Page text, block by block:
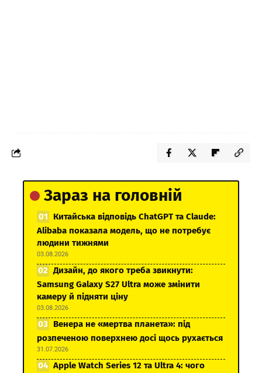
Зараз на головній
Китайська відповідь ChatGPT та Claude:
Alibaba показала модель, що не потребує
людини тижнями
03.08.2026
Дизайн, до якого треба звикнути:
Samsung Galaxy S27 Ultra може змінити
камеру й підняти ціну
03.08.2026
Венера не «мертва планета»: під
розпеченою поверхнею досі щось рухається
31.07.2026
Apple Watch Series 12 та Ultra 4: чого